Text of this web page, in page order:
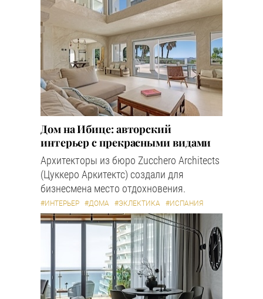
Дом на Ибице: авторский
интерьер с прекрасными видами
Архитекторы из бюро Zucchero Architects
(Цуккеро Аркитектс) создали для
бизнесмена место отдохновения.
#ИНТЕРЬЕР #ДОМА #ЭКЛЕКТИКА #ИСПАНИЯ